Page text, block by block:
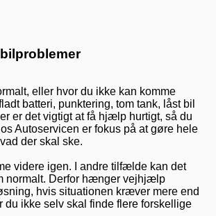
eller hvor du ikke kan komme
batteri, punktering, tom tank, låst bil
er det vigtigt at få hjælp hurtigt, så du
Autoservicen er fokus på at gøre hele
der skal ske.
videre igen. I andre tilfælde kan det
normalt. Derfor hænger vejhjælp
hvis situationen kræver mere end
du ikke selv skal finde flere forskellige